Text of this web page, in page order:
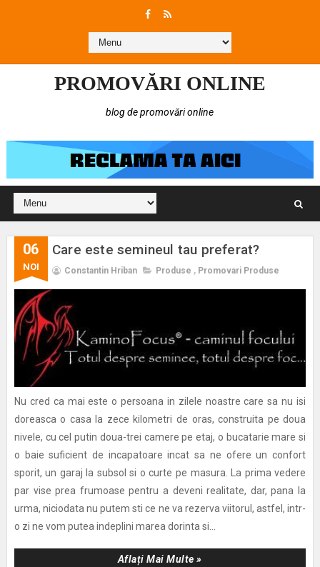
PROMOVĂRI ONLINE
blog de promovări online
06
NOI
Care este semineul tau preferat?
Constantin Hriban Produse , Promovari Produse
Nu cred ca mai este o persoana in zilele noastre care sa nu isi
doreasca o casa la zece kilometri de oras, construita pe doua
nivele, cu cel putin doua-trei camere pe etaj, o bucatarie mare si
o baie suficient de incapatoare incat sa ne ofere un confort
sporit, un garaj la subsol si o curte pe masura. La prima vedere
par vise prea frumoase pentru a deveni realitate, dar, pana la
urma, niciodata nu putem sti ce ne va rezerva viitorul, astfel, intr-
o zi ne vom putea indeplini marea dorinta si...
Aflați Mai Multe »